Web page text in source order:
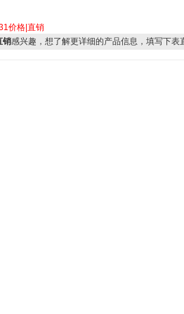
价格|直销
销感兴趣，想了解更详细的产品信息，填写下表